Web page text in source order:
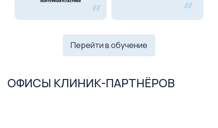
Перейти в обучение
ОФИСЫ КЛИНИК-ПАРТНЁРОВ